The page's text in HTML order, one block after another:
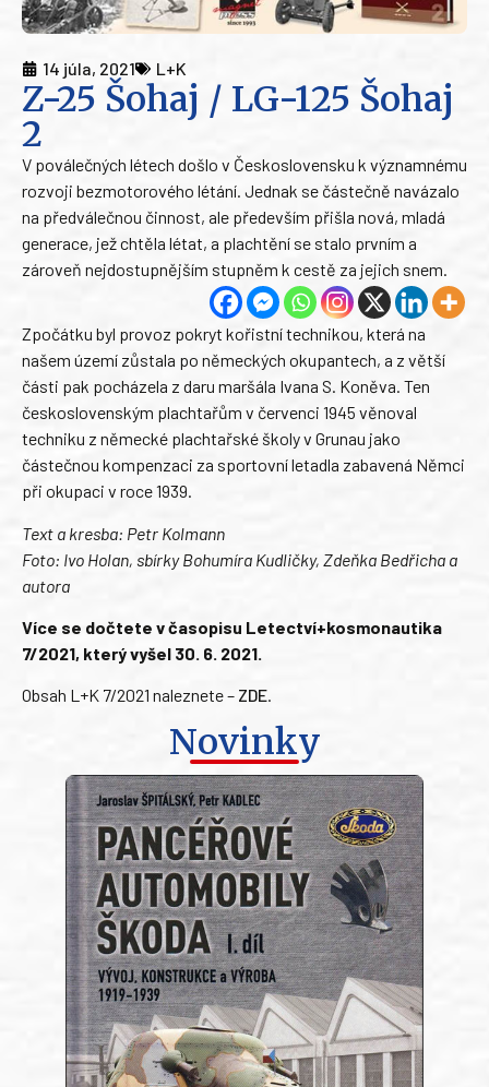
14 júla, 2021 L+K
Z-25 Šohaj / LG-125 Šohaj
2
V poválečných létech došlo v Československu k významnému
rozvoji bezmotorového létání. Jednak se částečně navázalo
na předválečnou činnost, ale především přišla nová, mladá
generace, jež chtěla létat, a plachtění se stalo prvním a
zároveň nejdostupnějším stupněm k cestě za jejich snem.
Zpočátku byl provoz pokryt kořistní technikou, která na
našem území zůstala po německých okupantech, a z větší
části pak pocházela z daru maršála Ivana S. Koněva. Ten
československým plachtařům v červenci 1945 věnoval
techniku z německé plachtařské školy v Grunau jako
částečnou kompenzaci za sportovní letadla zabavená Němci
při okupaci v roce 1939.
Text a kresba: Petr Kolmann
Foto: Ivo Holan, sbírky Bohumíra Kudličky, Zdeňka Bedřicha a
autora
Více se dočtete v časopisu Letectví+kosmonautika
7/2021, který vyšel 30. 6. 2021.
Obsah L+K 7/2021 naleznete – ZDE.
Novinky